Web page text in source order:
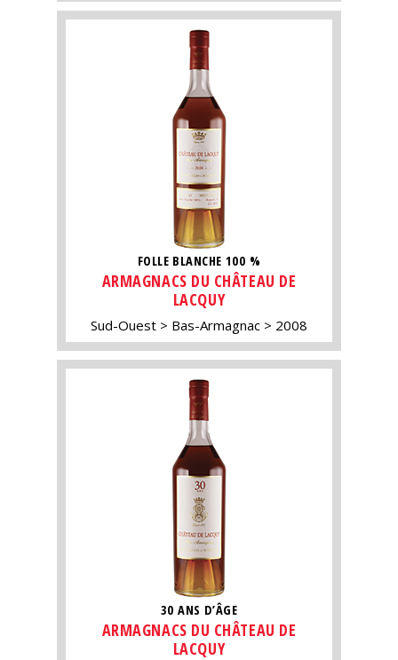
FOLLE BLANCHE 100 %
ARMAGNACS DU CHÂTEAU DE
LACQUY
Sud-Ouest Bas-Armagnac 2008
30 ANS D’ÂGE
ARMAGNACS DU CHÂTEAU DE
LACQUY